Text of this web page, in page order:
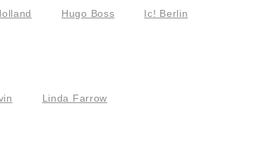
Hugo Boss Ic! Berlin
Linda Farrow